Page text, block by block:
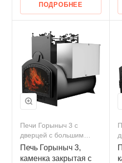
ПОДРОБНЕЕ
Печи Горыныч 3 с
дверцей с большим
стеклом
Печь Горыныч 3,
каменка закрытая с